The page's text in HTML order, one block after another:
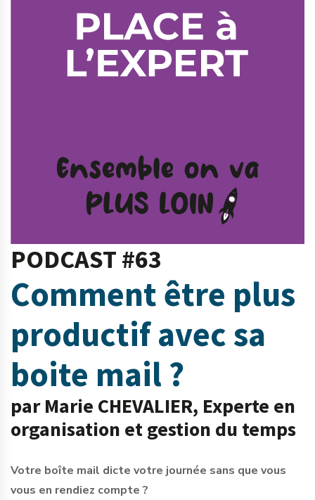
PODCAST #63
Comment être plus
productif avec sa
boite mail ?
par Marie CHEVALIER, Experte en
organisation et gestion du temps
Votre boîte mail dicte votre journée sans que vous
vous en rendiez compte ?